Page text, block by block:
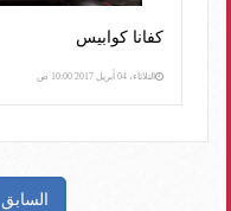
كفانا كوابيس
الثلاثاء، 04 أبريل 2017 10:00 ص
السابق